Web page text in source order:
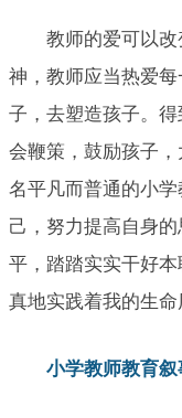
教师的爱可以
神，教师应当热爱
子，去塑造孩子。
会鞭策，鼓励孩子
名平凡而普通的小
己，努力提高自身
平，踏踏实实干好
真地实践着我的生命
小学教师教育